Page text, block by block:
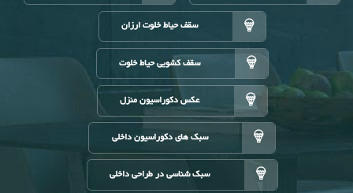
سقف حیاط خلوت ارزان
سقف کشویی حیاط خلوت
عکس دکوراسیون منزل
سبک های دکوراسیون داخلی
سبک شناسی در طراحی داخلی